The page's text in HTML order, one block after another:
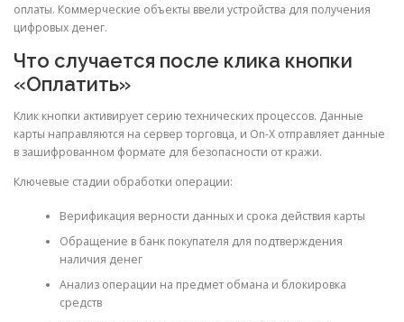
оплаты. Коммерческие объекты ввели устройства для получения
цифровых денег.
Что случается после клика кнопки
«Оплатить»
Клик кнопки активирует серию технических процессов. Данные
карты направляются на сервер торговца, и On-X отправляет данные
в зашифрованном формате для безопасности от кражи.
Ключевые стадии обработки операции:
Верификация верности данных и срока действия карты
Обращение в банк покупателя для подтверждения
наличия денег
Анализ операции на предмет обмана и блокировка
средств